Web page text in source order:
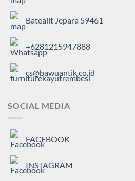
Batealit Jepara 59461
+6281215947888
cs@bawuantik.co.id
SOCIAL MEDIA
FACEBOOK
INSTAGRAM